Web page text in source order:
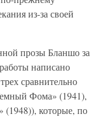
из-за своей
прозы Бланшо за
написано
сравнительно
Фома» (1941),
которые, по